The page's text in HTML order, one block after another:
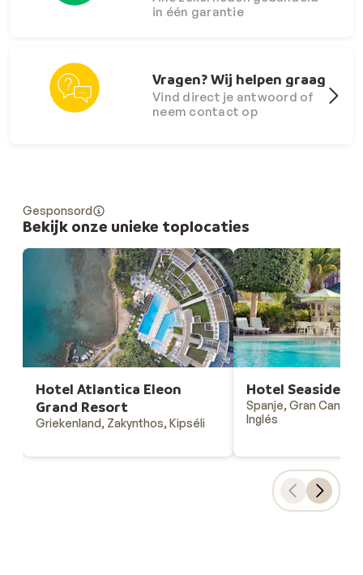
in één garantie
Vragen? Wij helpen graag
Vind direct je antwoord of
neem contact op
Gesponsord
Bekijk onze unieke toplocaties
Hotel Atlantica Eleon
Grand Resort
Griekenland, Zakynthos, Kipséli
Hotel Seaside
Spanje, Gran
Inglés